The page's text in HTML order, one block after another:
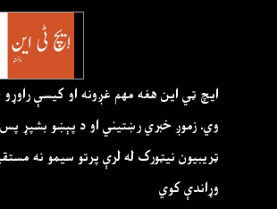
ايچ ټي اين هغه مهم غږونه او کيسې
وي. زموږ خبري رښتيني او د پېښو بشپړ
ټريبيون نيټورک له لرې پرتو سيمو نه
وړاندې کوي